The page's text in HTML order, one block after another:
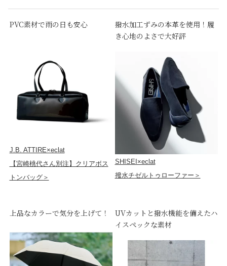
PVC素材で雨の日も安心
J.B. ATTIRE×eclat
【宮崎桃代さん別注】クリアボス
トンバッグ＞
撥水加工ずみの本革を使用！履
き心地のよさで大好評
SHISEI×eclat
撥水チゼルトゥローファー＞
上品なカラーで気分を上げて！
UVカットと撥水機能を備えたハ
イスペックな素材